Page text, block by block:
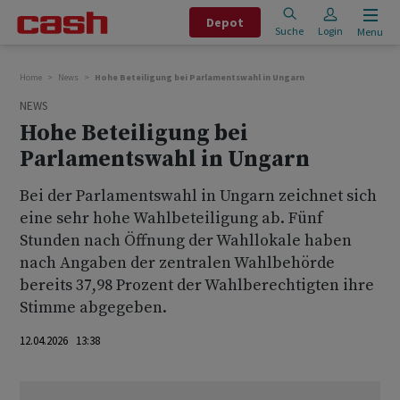
Depot
Suche Login Menu
Home News Hohe Beteiligung bei Parlamentswahl in Ungarn
NEWS
Hohe Beteiligung bei
Parlamentswahl in Ungarn
Bei der Parlamentswahl in Ungarn zeichnet sich
eine sehr hohe Wahlbeteiligung ab. Fünf
Stunden nach Öffnung der Wahllokale haben
nach Angaben der zentralen Wahlbehörde
bereits 37,98 Prozent der Wahlberechtigten ihre
Stimme abgegeben.
12.04.2026 13:38